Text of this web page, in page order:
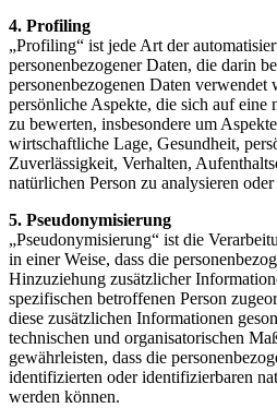
4. Profiling
„Profiling“ ist jede Art der
personenbezogener Daten, die darin
personenbezogenen Daten verwendet
persönliche Aspekte, die sich auf eine
zu bewerten, insbesondere um
wirtschaftliche Lage, Gesundheit,
Zuverlässigkeit, Verhalten,
natürlichen Person zu analysieren
5. Pseudonymisierung
„Pseudonymisierung“ ist die
in einer Weise, dass die
Hinzuziehung zusätzlicher
spezifischen betroffenen Person
diese zusätzlichen Informationen
technischen und organisatorischen
gewährleisten, dass die
identifizierten oder identifizierbaren
werden können.